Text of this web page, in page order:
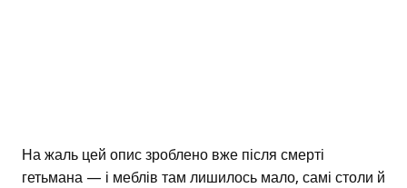
На жаль цей опис зроблено вже після смерті
гетьмана — і меблів там лишилось мало, самі столи й